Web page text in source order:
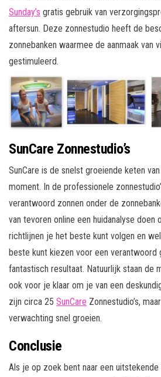
Sunday’s gratis gebruik van
aftersun. Deze zonnestudio heeft de
zonnebanken waarmee de aanmaak van
gestimuleerd.
SunCare Zonnestudio’s
SunCare is de snelst groeiende keten
moment. In de professionele
verantwoord zonnen onder de
van tevoren online een huidanalyse doen
richtlijnen je het beste kunt volgen en
beste kunt kiezen voor een verantwoord
fantastisch resultaat. Natuurlijk staan de
ook voor je klaar om je van een
zijn circa 25 SunCare Zonnestudio’s,
verwachting snel groeien.
Conclusie
Als je op zoek bent naar een